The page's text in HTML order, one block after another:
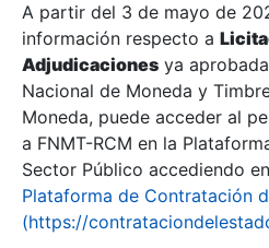
Erakutsi/Ezkutatu
Erakutsi/Ezkutatu
Erakutsi/Ezkutatu
A partir del 3 de mayo de
información respecto a
Adjudicaciones ya
Nacional de Moneda y
Moneda, puede acceder al
a FNMT-RCM en la
Sector Público accediendo
Plataforma de Contratación
(https://